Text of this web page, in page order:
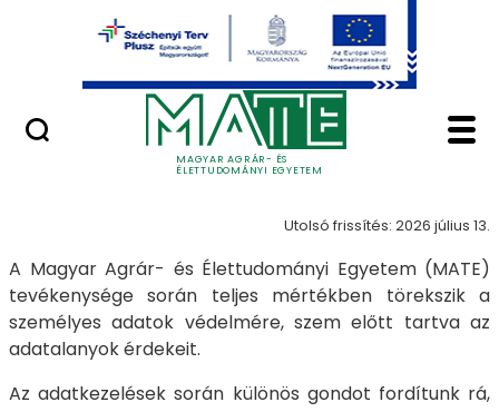
Ugrás a fő tartalomhoz
MAGYAR AGRÁR- ÉS
ÉLETTUDOMÁNYI EGYETEM
Minőségügy
Adatvédelem -
Adatvédelem
Utolsó frissítés: 2026 július 13.
A Magyar Agrár- és Élettudományi Egyetem (MATE)
tevékenysége során teljes mértékben törekszik a
személyes adatok védelmére, szem előtt tartva az
adatalanyok érdekeit.
Az adatkezelések során különös gondot fordítunk rá,